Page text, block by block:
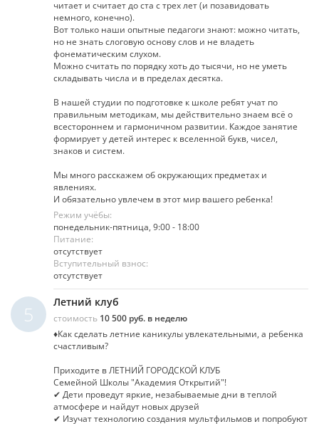
читает и считает до ста с трех лет (и позавидовать
немного, конечно).
Вот только наши опытные педагоги знают: можно читать,
но не знать слоговую основу слов и не владеть
фонематическим слухом.
Можно считать по порядку хоть до тысячи, но не уметь
складывать числа и в пределах десятка.
В нашей студии по подготовке к школе ребят учат по
правильным методикам, мы действительно знаем всё о
всестороннем и гармоничном развитии. Каждое занятие
формирует у детей интерес к вселенной букв, чисел,
знаков и систем.
Мы много расскажем об окружающих предметах и
явлениях.
И обязательно увлечем в этот мир вашего ребенка!
Режим учёбы:
понедельник-пятница, 9:00 - 18:00
Питание:
отсутствует
Вступительный взнос:
отсутствует
5
Летний клуб
стоимость 10 500 руб. в неделю
♦Как сделать летние каникулы увлекательными, а ребенка
счастливым?
Приходите в ЛЕТНИЙ ГОРОДСКОЙ КЛУБ
Семейной Школы "Академия Открытий"!
✔ Дети проведут яркие, незабываемые дни в теплой
атмосфере и найдут новых друзей
✔ Изучат технологию создания мультфильмов и попробуют